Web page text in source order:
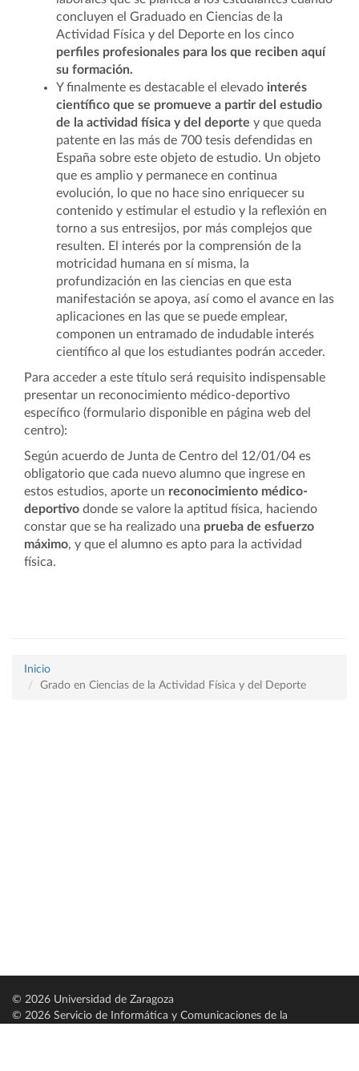
concluyen el Graduado en Ciencias de la
Actividad Física y del Deporte en los cinco
perfiles profesionales para los que reciben aquí
su formación.
Y finalmente es destacable el elevado interés
científico que se promueve a partir del estudio
de la actividad física y del deporte y que queda
patente en las más de 700 tesis defendidas en
España sobre este objeto de estudio. Un objeto
que es amplio y permanece en continua
evolución, lo que no hace sino enriquecer su
contenido y estimular el estudio y la reflexión en
torno a sus entresijos, por más complejos que
resulten. El interés por la comprensión de la
motricidad humana en sí misma, la
profundización en las ciencias en que esta
manifestación se apoya, así como el avance en las
aplicaciones en las que se puede emplear,
componen un entramado de indudable interés
científico al que los estudiantes podrán acceder.
Para acceder a este título será requisito indispensable
presentar un reconocimiento médico-deportivo
específico (formulario disponible en página web del
centro):
Según acuerdo de Junta de Centro del 12/01/04 es
obligatorio que cada nuevo alumno que ingrese en
estos estudios, aporte un reconocimiento médico-
deportivo donde se valore la aptitud física, haciendo
constar que se ha realizado una prueba de esfuerzo
máximo, y que el alumno es apto para la actividad
física.
Inicio
Grado en Ciencias de la Actividad Física y del Deporte
© 2026 Universidad de Zaragoza
© 2026 Servicio de Informática y Comunicaciones de la